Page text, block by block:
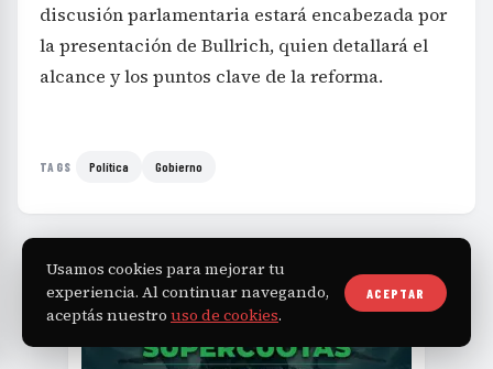
discusión parlamentaria estará encabezada por
la presentación de Bullrich, quien detallará el
alcance y los puntos clave de la reforma.
TAGS Política Gobierno
Usamos cookies para mejorar tu
experiencia. Al continuar navegando,
aceptás nuestro uso de cookies.
ACEPTAR